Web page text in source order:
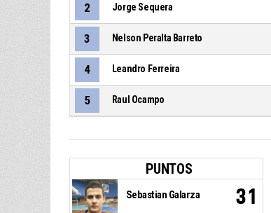
2 Jorge Sequera
3 Nelson Peralta Barreto
4 Leandro Ferreira
5 Raul Ocampo
PUNTOS
Sebastian Galarza 31